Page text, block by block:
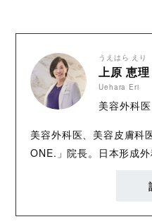
うえはら えり
上原 恵理
Uehara Eri
美容外科医
美容外科医、美容皮膚科
ONE.」院長。日本形成
院勤務、2010年帝京大